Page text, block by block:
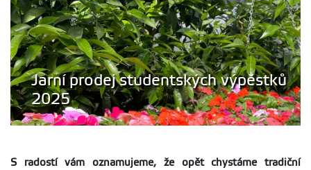
Jarní prodej studentských výpěstků
2025
S radostí vám oznamujeme, že opět chystáme tradiční